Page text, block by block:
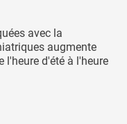
avec la
augmente
l'heure d'été à l'heure